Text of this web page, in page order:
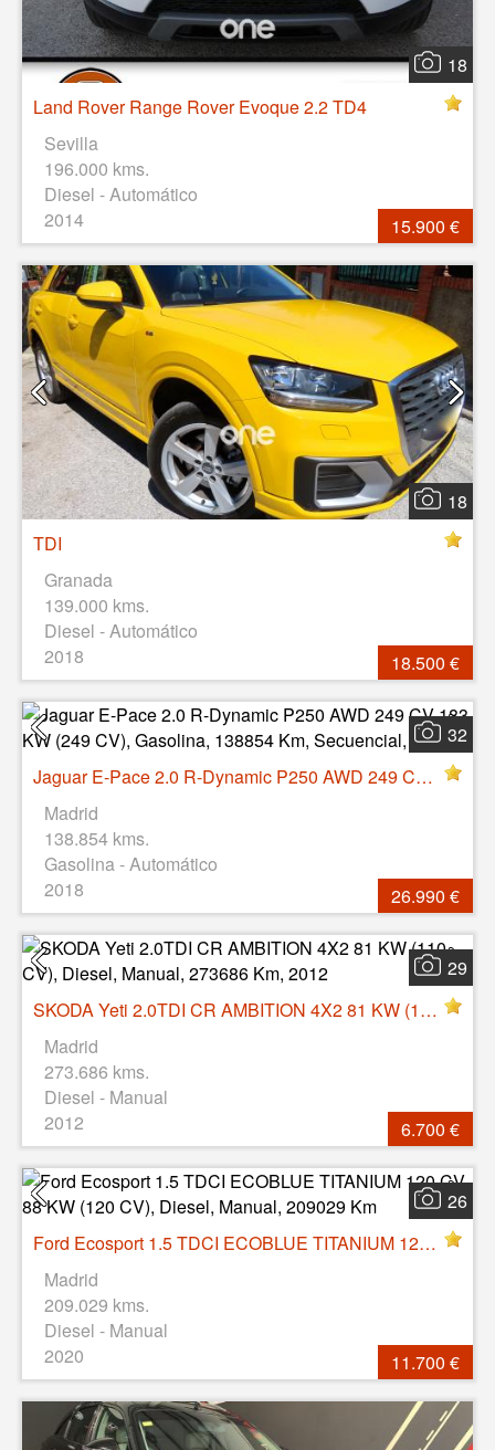
18
Land Rover Range Rover Evoque 2.2 TD4
Sevilla
196.000 kms.
Diesel - Automático
2014
15.900 €
18
TDI
Granada
139.000 kms.
Diesel - Automático
2018
18.500 €
32
Jaguar E-Pace 2.0 R-Dynamic P250 AWD 249 CV 183 KW (249 CV), Gasolina, 138854 Km, Secuencial, 2018
Madrid
138.854 kms.
Gasolina - Automático
2018
26.990 €
29
SKODA Yeti 2.0TDI CR AMBITION 4X2 81 KW (110 CV), Diesel, Manual, 273686 Km, 2012
Madrid
273.686 kms.
Diesel - Manual
2012
6.700 €
26
Ford Ecosport 1.5 TDCI ECOBLUE TITANIUM 120 CV 88 KW (120 CV), Diesel, Manual, 209029 Km
Madrid
209.029 kms.
Diesel - Manual
2020
11.700 €